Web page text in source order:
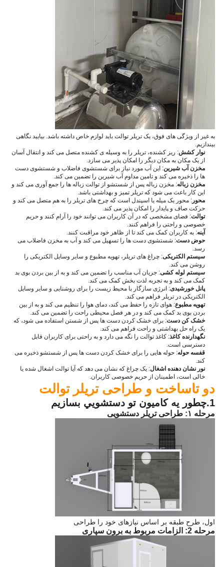
به غیر از ویژگی های فوق، یک تریلر توالت باید لوازم خاص داشته باشد. بیایید نگاهی
بیندازیم.
نوار کشش: ریز کشنده، تریلر را به وسیله ی کشنده متصل می کند و انتقال آسان
از یک مکان به مکان دیگر را امکان پذیر می سازد.
مخزن آب شیرین: این آب مورد نیاز برای شستشوی فاضلاب و شستشوی دست
ها را ذخیره می کند و تامین مداوم آب شیرین را تضمین می کند.
مخزن زباله: مخزن زباله پس از شستشو از توالت زباله ها را جمع آوری می کند و
این کار باعث می شود که تریلر تمیز و بهداشتی باشد.
محور : محور یک میله یا اسپندل است که چرخ های تریلر را به هم متصل می کند و
حرکت صاف و پایدار را امکان پذیر می کند.
توالت: فضای مشخصی که در آن کاربران می توانند خود را آرام کنند و حریم
خصوصی و راحتی را فراهم کنند.
آینه: به کاربران کمک می کند تا از ظاهر خود مراقبت کنند.
حوض دست: شستشوی دست ها را تسهیل می کند و آب به مخزن فاضلاب می
رسد.
سیستم الکتریکی: چراغ های تریلر، تهویه مطبوع و سایر وسایل الکتریکی را
روشن می کند.
سیستم لوله کشی: جریان آب مناسب را تضمین می کند و به از بین بردن بوی بد
کمک می کند و به تجربه لذت بخش کمک می کند.
پانل خورشیدی: انرژی سازگار با محیط زیست را برای روشنایی و سایر وسایل
الکتریکی در تریلر فراهم می کند.
تهویه مطبوع: هوای تازه را حفظ می کند، دمای هوا را تنظیم می کند و به از بین
بردن بوی بد کمک می کند و در هر فصل محیطی راحت را تضمین می کند.
خشک کن دست: برای خشک کردن دست ها پس از شستن استفاده می شود، که
یک راه حل بهداشتی و راحت فراهم می کند.
نگهدارنده کاغذ: کاغذ توالت را نگه می دارد و به راحتی برای کاربران قابل
دسترسی است.
قفسه حوله: حوله هایی را برای خشک کردن دست ها پس از شستشو ذخیره می
کند.
نور نشان دهنده اشغال: یک چراغ که نشان می دهد که آیا توالت اشغال شده یا
خالی است، اطمینان از حریم خصوصی کاربران.
دو تاساخت و طراحی تریلر توالت
1.چطور يه کاميون تو دستشويي بسازيم
مرحله ۱: طراحی تریلر دستشویی
اول، طرح طبقه بر اساس نیازهای خود را طراحی
مرحله 2: الزامات مربوط به برون سپاری